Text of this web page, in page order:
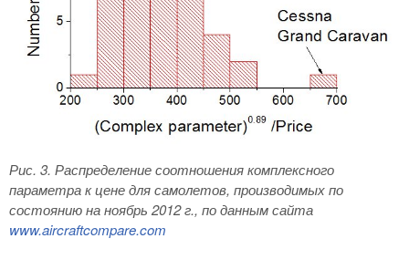
Рис. 3. Распределение соотношения комплексного
параметра к цене для самолетов, производимых по
состоянию на ноябрь 2012 г., по данным сайта
www.aircraftcompare.com